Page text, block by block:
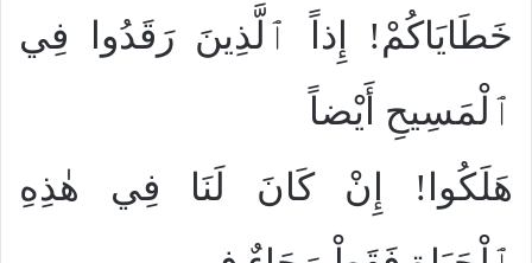
خَطَايَاكُمْ! إِذاً ٱلَّذِينَ رَقَدُوا فِي
ٱلْمَسِيحِ أَيْضاً
هَلَكُوا! إِنْ كَانَ لَنَا فِي هٰذِهِ